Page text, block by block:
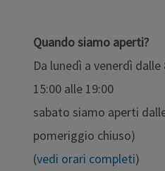
Quando siamo aperti?
Da lunedì a venerdì
15:00 alle 19:00
sabato siamo aperti
pomeriggio chiuso)
(vedi orari completi)